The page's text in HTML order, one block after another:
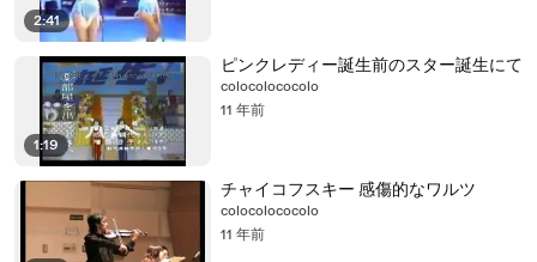
2:41
1:19
ピンクレディー誕生前のスター誕生にて
colocolococolo
11 年前
チャイコフスキー 感傷的なワルツ
colocolococolo
11 年前